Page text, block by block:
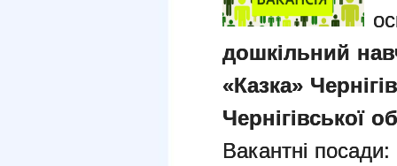
дошкільний
«Казка»
Чернігівської
Вакантні посади: